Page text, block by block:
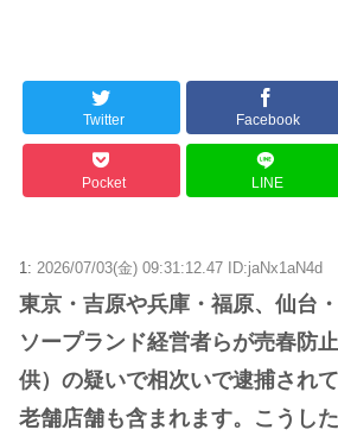
Twitter Facebook
Pocket LINE
1: 2026/07/03(金) 09:31:12.47 ID:jaNx1aN4d
東京・吉原や兵庫・福原、仙台
ソープランド経営者らが売春防
供）の疑いで相次いで逮捕され
老舗店舗も含まれます。こうし